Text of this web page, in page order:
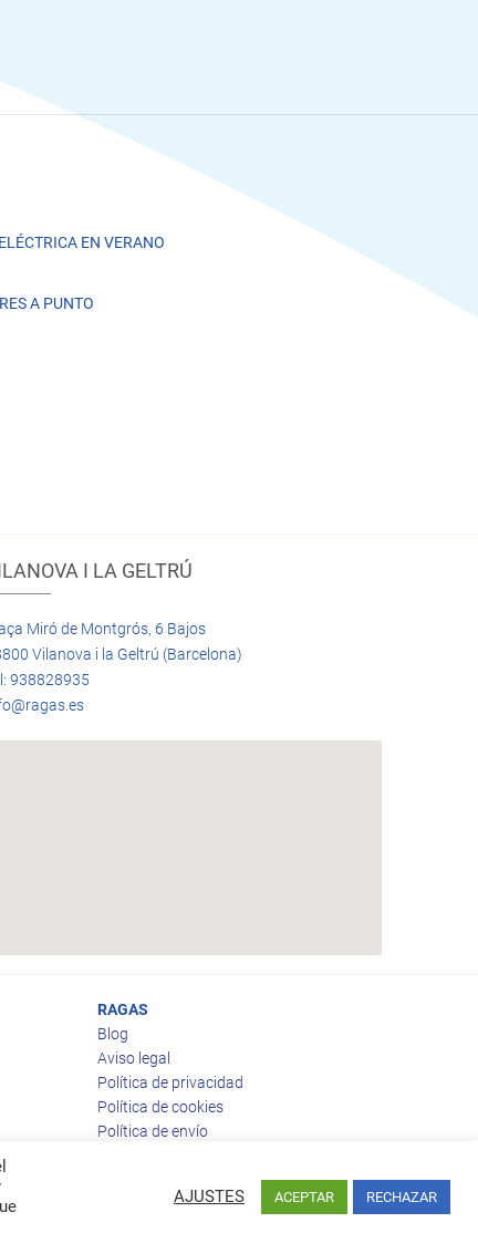
EN VERANO
A PUNTO
I LA GELTRÚ
Miró de Montgrós, 6 Bajos
Vilanova i la Geltrú (Barcelona)
938828935
RAGAS
Blog
Aviso legal
Política de privacidad
Política de cookies
Política de envío
AJUSTES ACEPTAR RECHAZAR